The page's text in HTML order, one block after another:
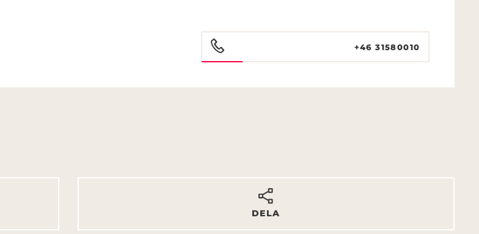
+46 31580010
DELA